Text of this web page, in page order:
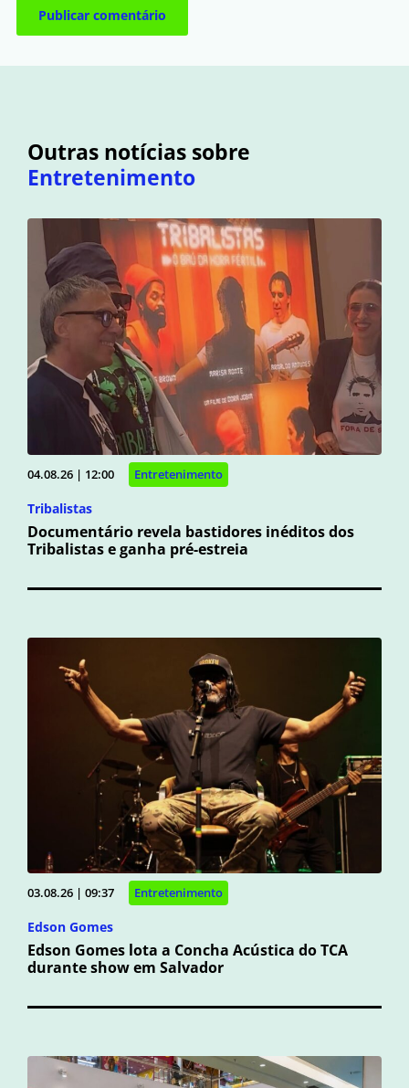
Outras notícias sobre
Entretenimento
04.08.26 | 12:00 Entretenimento
Tribalistas
Documentário revela bastidores inéditos dos
Tribalistas e ganha pré-estreia
03.08.26 | 09:37 Entretenimento
Edson Gomes
Edson Gomes lota a Concha Acústica do TCA
durante show em Salvador